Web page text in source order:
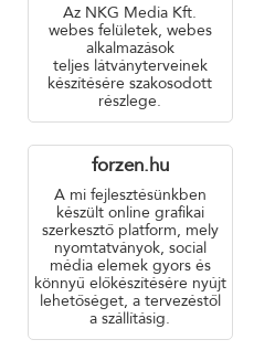
Az NKG Media Kft.
webes felületek, webes
alkalmazások
teljes látványterveinek
készítésére szakosodott
részlege.
forzen.hu
A mi fejlesztésünkben
készült online grafikai
szerkesztő platform, mely
nyomtatványok, social
média elemek gyors és
könnyű előkészítésére nyújt
lehetőséget, a tervezéstől
a szállításig.